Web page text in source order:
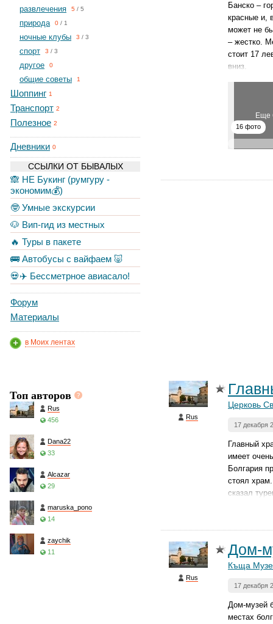
развлечения 5 / 5
природа 0 / 1
ночные клубы 3 / 3
спорт 3 / 3
другое 0
общие советы 1
Шоппинг 1
Транспорт 2
Полезное 2
Дневники 0
ССЫЛКИ ОТ БЫВАЛЫХ
🙈 НЕ Букинг (румгуру -
экономим💰)
🤓 Умные экскурсии
🐶 Вип-гид из местных
🔥 Туры в пакете
🚌 Автобусы с вайфаем 🐷
💀✈️ Бессметрное авиасало!
Форум
Материалы
в Моих лентах
Топ авторов
Rus
456
Dana22
33
Alcazar
29
maruska_pono
14
zaychik
11
Банско –
красные и,
может не
– жестко.
стоит 17
вниз.
Еще
16 фото
Rus
Церковь
17 декабря
Главный
имеет
Болгария
стоял
сказал
Rus
Дом-
Къща
17 декабря
Дом-музей
местах